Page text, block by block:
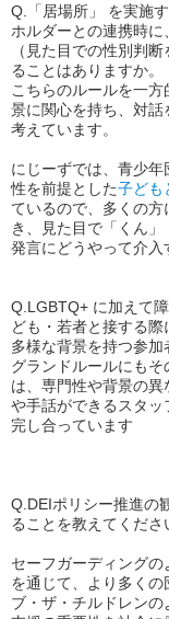
Q.「居場所」 を実施
ホルダーとの連携時
（見た目での性別判
ることはありますか。
こちらのルールを一
景に関心を持ち、対話
考えています。
にじーずでは、青少
性を前提とした子ども
ているので、多くの
き、見た目で「くん
発言にどうやって介入
Q.LGBTQ+ に加えて
ども・若者と接する際
多様な背景を持つ参加
グランドルールにも
は、専門性や背景の
や手話ができるスタ
完し合っています
Q.DEIポリシー推進の
ることを教えてくださ
セーフガーディング
を通じて、より多く
ブ・ザ・チルドレン